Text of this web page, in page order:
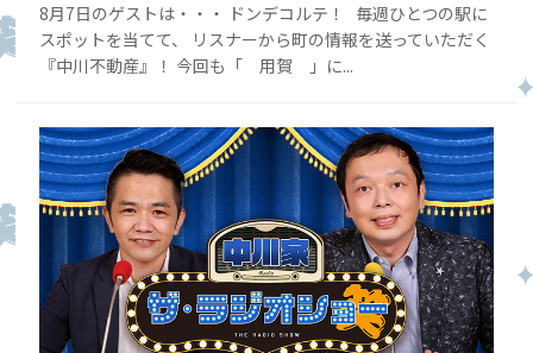
8月7日のゲストは・・・ ドンデコルテ！ 毎週ひとつの駅に
スポットを当てて、 リスナーから町の情報を送っていただく
『中川不動産』！ 今回も「 用賀 」に...